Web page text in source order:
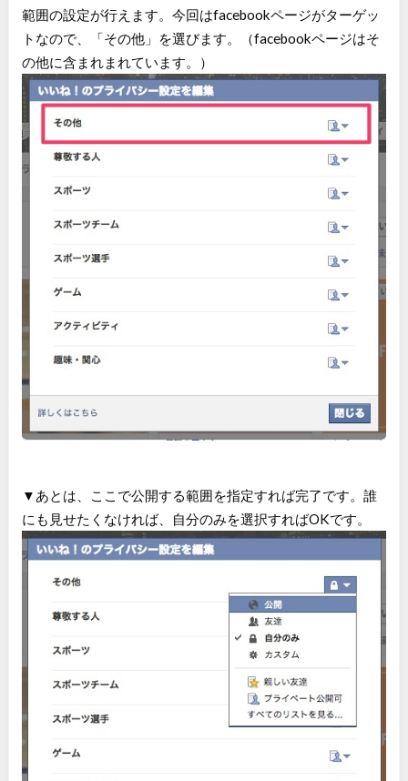
範囲の設定が行えます。今回はfacebookページがターゲッ
トなので、「その他」を選びます。（facebookページはそ
の他に含まれまれています。）
▼あとは、ここで公開する範囲を指定すれば完了です。誰
にも見せたくなければ、自分のみを選択すればOKです。